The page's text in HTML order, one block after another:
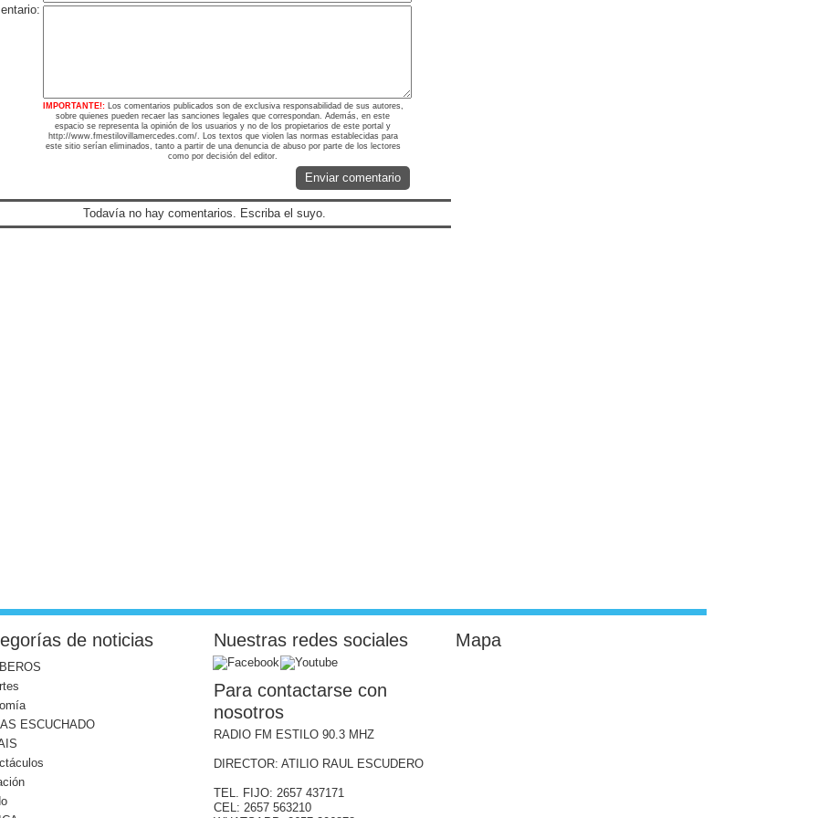
IMPORTANTE!: Los comentarios publicados son de exclusiva responsabilidad de sus autores,
sobre quienes pueden recaer las sanciones legales que correspondan. Además, en este
espacio se representa la opinión de los usuarios y no de los propietarios de este portal y
http://www.fmestilovillamercedes.com/. Los textos que violen las normas establecidas para
este sitio serían eliminados, tanto a partir de una denuncia de abuso por parte de los lectores
como por decisión del editor.
Enviar comentario
Todavía no hay comentarios. Escriba el suyo.
de noticias
ESCUCHADO
Nuestras redes sociales
Para contactarse con
nosotros
RADIO FM ESTILO 90.3 MHZ
DIRECTOR: ATILIO RAUL ESCUDERO
TEL. FIJO: 2657 437171
CEL: 2657 563210
Mapa